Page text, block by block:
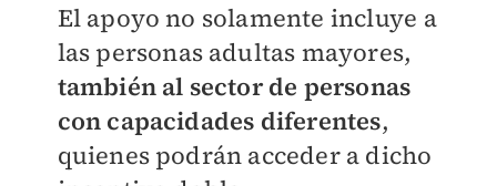
El apoyo no solamente incluye a
las personas adultas mayores,
también al sector de personas
con capacidades diferentes,
quienes podrán acceder a dicho